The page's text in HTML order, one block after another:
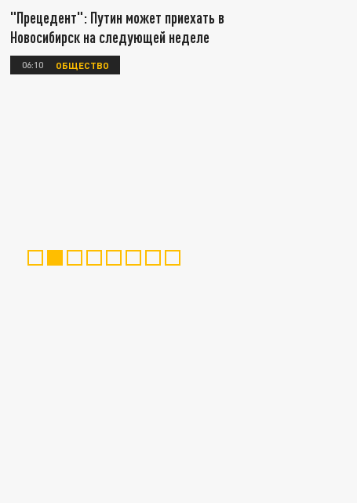
"Прецедент": Путин может приехать в
Новосибирск на следующей неделе
06:10 ОБЩЕСТВО